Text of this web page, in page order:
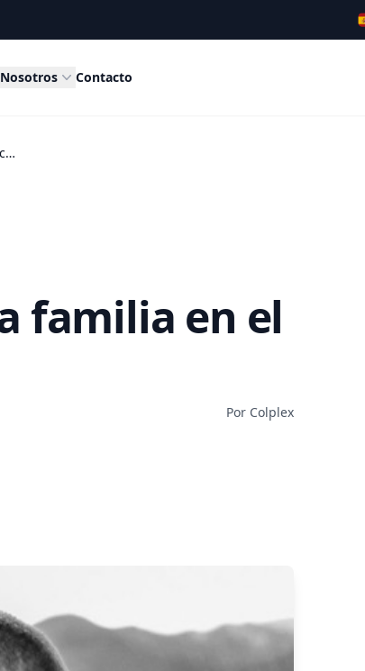
Nosotros Contacto
La importancia de la familia en el proceso escolar
familia en el
Por Colplex